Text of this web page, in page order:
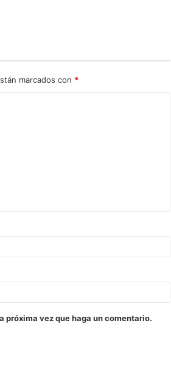
marcados con *
próxima vez que haga un comentario.